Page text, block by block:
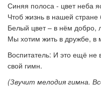
Синяя полоса - цвет неба
Чтоб жизнь в нашей
Белый цвет – в нём добро,
Мы хотим жить в дружбе, в
Воспитатель: И это ещё не
свой гимн.
(Звучит мелодия гимна.